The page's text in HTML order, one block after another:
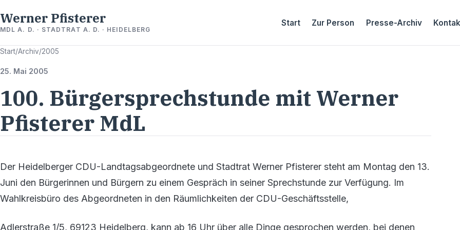
Werner Pfisterer
MDL A. D. · STADTRAT A. D. · HEIDELBERG
Start Zur Person Presse-Archiv
Start/Archiv/2005
25. Mai 2005
100. Bürgersprechstunde mit Werner
Pfisterer MdL
Der Heidelberger CDU-Landtagsabgeordnete und Stadtrat Werner Pfisterer steht am Montag den 13.
Juni den Bürgerinnen und Bürgern zu einem Gespräch in seiner Sprechstunde zur Verfügung. Im
Wahlkreisbüro des Abgeordneten in den Räumlichkeiten der CDU-Geschäftsstelle,
Adlerstraße 1/5, 69123 Heidelberg, kann ab 16 Uhr über alle Dinge gesprochen werden, bei denen